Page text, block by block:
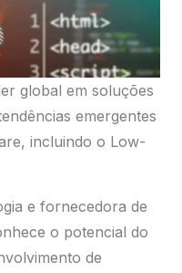
global em soluções
emergentes
incluindo o Low-
e fornecedora de
o potencial do
de